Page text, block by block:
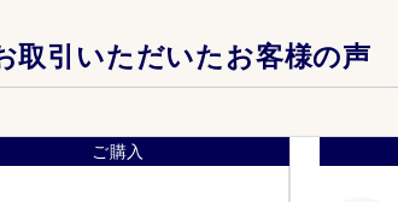
取引いただいたお客様の声
ご購入